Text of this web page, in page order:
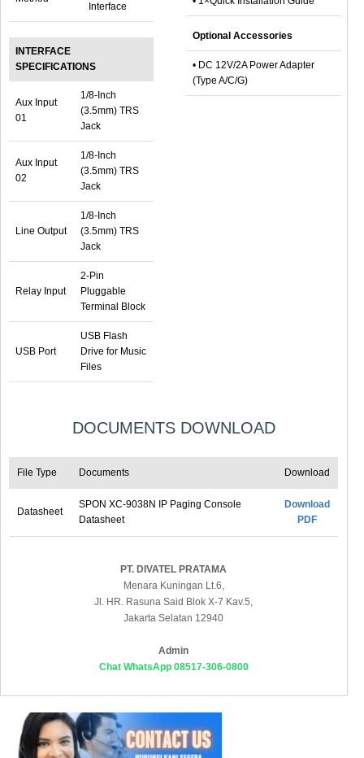
Interface
INTERFACE
SPECIFICATIONS
Aux Input
01
1/8-Inch
(3.5mm) TRS
Jack
Aux Input
02
1/8-Inch
(3.5mm) TRS
Jack
Line Output
1/8-Inch
(3.5mm) TRS
Jack
Relay Input
2-Pin
Pluggable
Terminal Block
USB Port
USB Flash
Drive for Music
Files
Optional Accessories
• DC 12V/2A Power Adapter
(Type A/C/G)
DOCUMENTS DOWNLOAD
File Type Documents Download
Datasheet
SPON XC-9038N IP Paging Console
Datasheet
Download
PDF
PT. DIVATEL PRATAMA
Menara Kuningan Lt.6,
Jl. HR. Rasuna Said Blok X-7 Kav.5,
Jakarta Selatan 12940
Admin
Chat WhatsApp 08517-306-0800